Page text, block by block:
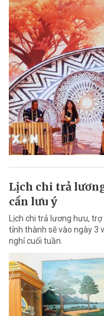
Lịch chi trả
cần lưu ý
Lịch chi trả lương hưu,
tỉnh thành sẽ vào ngày 3
nghỉ cuối tuần.